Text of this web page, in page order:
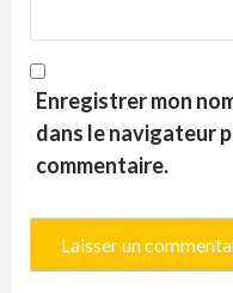
Enregistrer mon
dans le navigateur
commentaire.